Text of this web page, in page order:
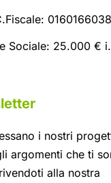
Sociale: 25.000 €
i nostri
argomenti che ti
alla nostra